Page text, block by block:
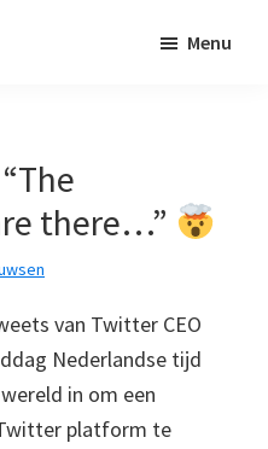
Menu
there…”
van Twitter CEO
Nederlandse tijd
in om een
platform te